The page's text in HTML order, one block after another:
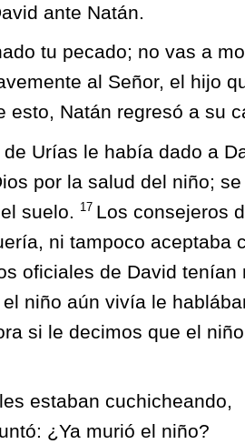
ante Natán.
tu pecado; no vas a
al Señor, el hijo
esto, Natán regresó a su
Urías le había dado a
por la salud del niño;
suelo.
17 Los consejeros
ni tampoco aceptaba
oficiales de David tenían
niño aún vivía le
si le decimos que el
estaban cuchicheando,
¿Ya murió el niño?